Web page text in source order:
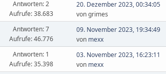
Antworten: 2
Aufrufe: 38.683
20. Dezember 2023, 00:34:05
von grimes
Antworten: 7
Aufrufe: 46.776
09. November 2023, 19:34:49
von mexx
Antworten: 1
Aufrufe: 35.398
03. November 2023, 16:23:11
von mexx